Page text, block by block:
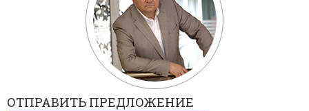
ОТПРАВИТЬ ПРЕДЛОЖЕНИЕ